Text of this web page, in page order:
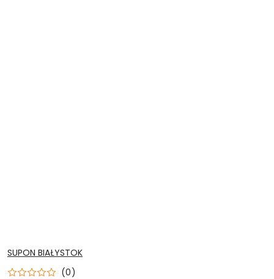
NAZWA
PRODUCENTA:
SUPON BIAŁYSTOK
(0)